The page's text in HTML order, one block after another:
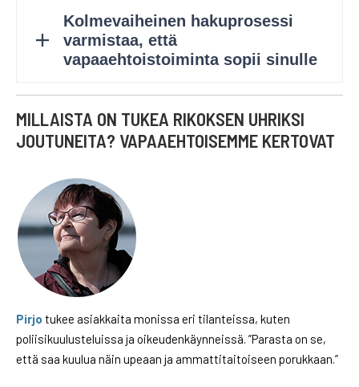
MILLAISTA ON TUKEA RIKOKSEN UHRIKSI
JOUTUNEITA? VAPAAEHTOISEMME KERTOVAT
Pirjo tukee asiakkaita monissa eri tilanteissa, kuten
poliisikuulusteluissa ja oikeudenkäynneissä. ”Parasta on se,
että saa kuulua näin upeaan ja ammattitaitoiseen porukkaan.”